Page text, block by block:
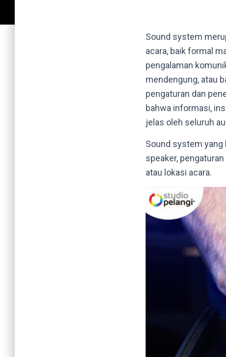
Sound system
acara, baik formal
pengalaman
mendengung, atau
pengaturan dan
bahwa informasi,
jelas oleh seluruh
Sound system yang
speaker,
atau lokasi acara.